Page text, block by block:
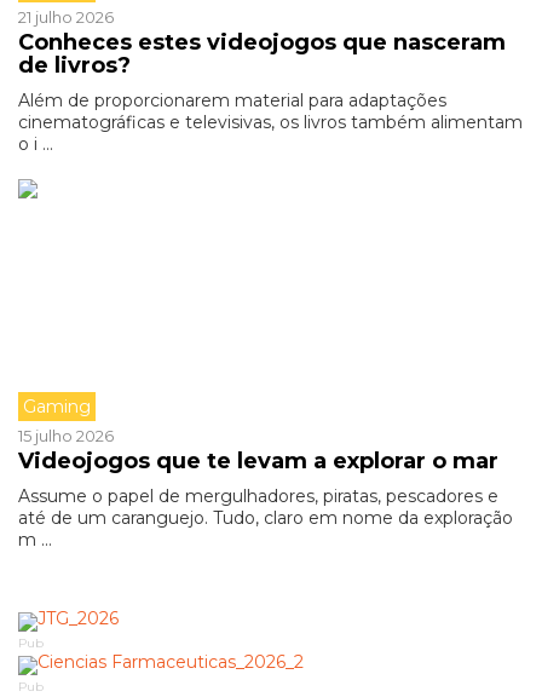
21 julho 2026
Conheces estes videojogos que nasceram
de livros?
Além de proporcionarem material para adaptações
cinematográficas e televisivas, os livros também alimentam
o i ...
Gaming
15 julho 2026
Videojogos que te levam a explorar o mar
Assume o papel de mergulhadores, piratas, pescadores e
até de um caranguejo. Tudo, claro em nome da exploração
m ...
Pub
Pub